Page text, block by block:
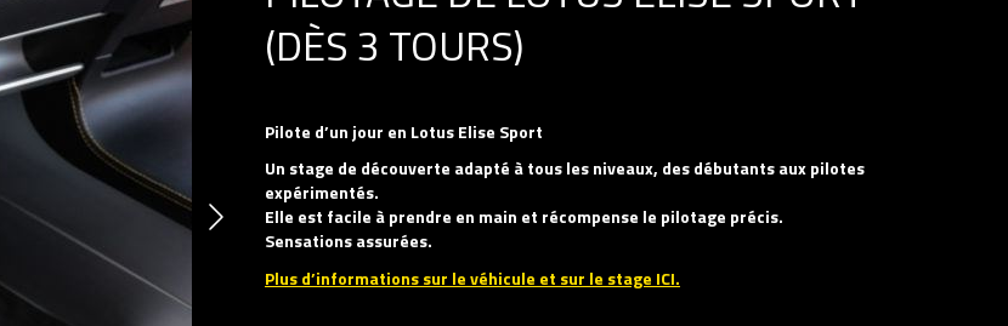
(DÈS 3 TOURS)
Pilote d’un jour en Lotus Elise Sport
Un stage de découverte adapté à tous les niveaux, des débutants aux pilotes
expérimentés.
Elle est facile à prendre en main et récompense le pilotage précis.
Sensations assurées.
Plus d’informations sur le véhicule et sur le stage ICI.